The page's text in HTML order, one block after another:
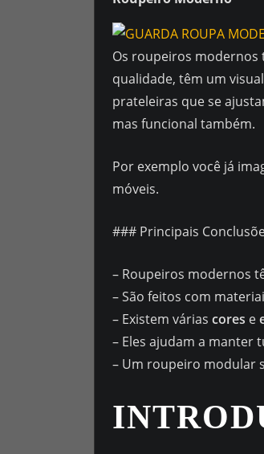
Os roupeiros modernos
qualidade, têm um
prateleiras que se
mas funcional também.
Por exemplo você já
móveis.
### Principais
– Roupeiros modernos
– São feitos com
– Existem várias cores e
– Eles ajudam a manter
– Um roupeiro modular